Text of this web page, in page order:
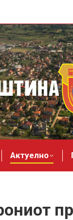
Актуелно